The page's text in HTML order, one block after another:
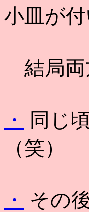
小皿が
結局両
・
同じ
（笑）
・ その